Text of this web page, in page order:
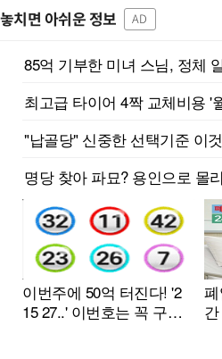
놓치면 아쉬운 정보 AD